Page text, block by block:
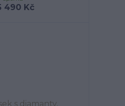
490 Kč